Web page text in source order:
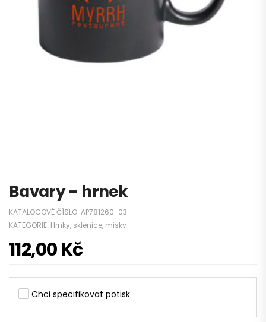
Bavary – hrnek
KATALOGOVÉ ČÍSLO: AP781260-03
KATEGORIE: Hrnky, sklenice, misky
112,00Kč
Chci specifikovat potisk